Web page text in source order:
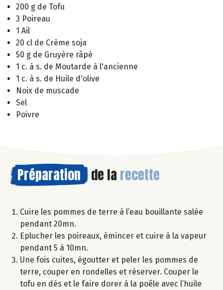
200 g de Tofu
3 Poireau
1 Ail
20 cl de Crème soja
50 g de Gruyère râpé
1 c. à s. de Moutarde à l'ancienne
1 c. à s. de Huile d'olive
Noix de muscade
Sel
Poivre
Préparation de la recette
Cuire les pommes de terre à l’eau bouillante salée
pendant 20mn.
Eplucher les poireaux, émincer et cuire à la vapeur
pendant 5 à 10mn.
Une fois cuites, égoutter et peler les pommes de
terre, couper en rondelles et réserver. Couper le
tofu en dés et le faire dorer à la poêle avec l’huile